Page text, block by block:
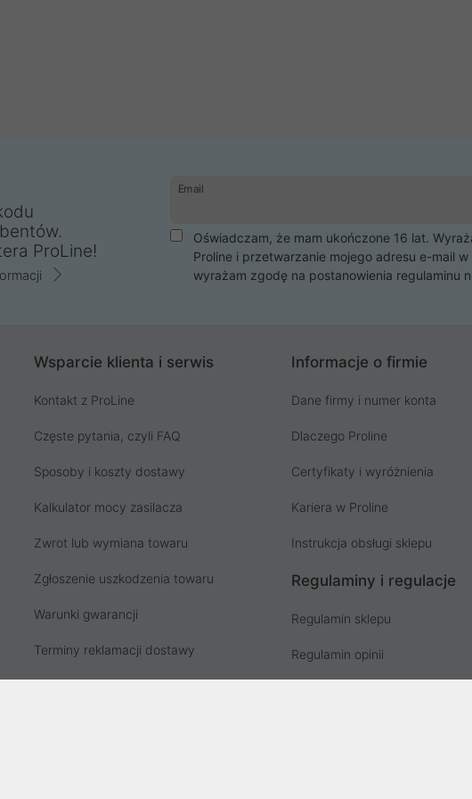
ProLine!
Email
Oświadczam, że mam ukończone 16 lat.
Proline i przetwarzanie mojego adresu e-mail
wyrażam zgodę na postanowienia regulaminu
Wsparcie klienta i serwis
Kontakt z ProLine
Częste pytania, czyli FAQ
Sposoby i koszty dostawy
Kalkulator mocy zasilacza
Zwrot lub wymiana towaru
Zgłoszenie uszkodzenia towaru
Warunki gwarancji
Terminy reklamacji dostawy
Informacje o firmie
Dane firmy i numer konta
Dlaczego Proline
Certyfikaty i wyróżnienia
Kariera w Proline
Instrukcja obsługi sklepu
Regulaminy i regulacje
Regulamin sklepu
Regulamin opinii